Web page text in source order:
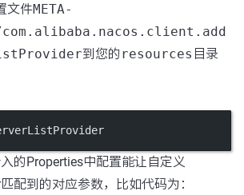
文件META-
到您的resources 目录
的Properties中配置能让自定义
配到的对应参数，比如代码为：